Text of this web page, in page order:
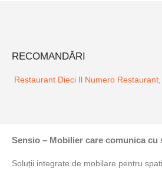
RECOMANDĂRI
Restaurant Dieci Il Numero
Sensio – Mobilier care comunica cu
Soluții integrate de mobilare pentru